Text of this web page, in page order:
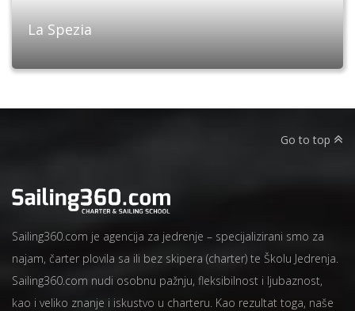
La Spezia
Go to top
Sailing360.com je agencija za jedrenje – specijalizirani smo za
najam, čarter plovila sa ili bez skipera (charter) te Školu Jedrenja.
Sailing360.com nudi osobnu pažnju, fleksibilnost i ljubaznost,
kao i veliko znanje i iskustvo u charteru. Kao rezultat toga, naše